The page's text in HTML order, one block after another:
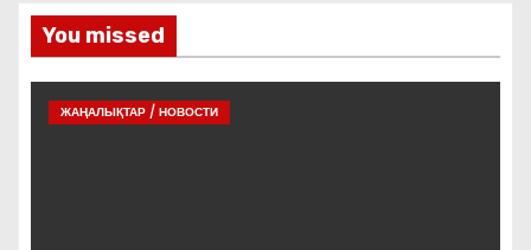
You missed
ЖАҢАЛЫҚТАР / НОВОСТИ